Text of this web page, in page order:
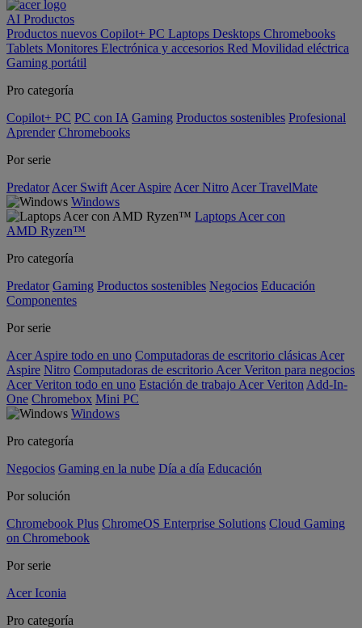
AI Productos
Productos nuevos Copilot+ PC Laptops Desktops Chromebooks
Tablets Monitores Electrónica y accesorios Red Movilidad eléctrica
Gaming portátil
Pro categoría
Copilot+ PC PC con IA Gaming Productos sostenibles Profesional
Aprender Chromebooks
Por serie
Predator Acer Swift Acer Aspire Acer Nitro Acer TravelMate
Windows
Laptops Acer con
AMD Ryzen™
Pro categoría
Predator Gaming Productos sostenibles Negocios Educación
Componentes
Por serie
Acer Aspire todo en uno Computadoras de escritorio clásicas Acer
Aspire Nitro Computadoras de escritorio Acer Veriton para negocios
Acer Veriton todo en uno Estación de trabajo Acer Veriton Add-In-
One Chromebox Mini PC
Windows
Pro categoría
Negocios Gaming en la nube Día a día Educación
Por solución
Chromebook Plus ChromeOS Enterprise Solutions Cloud Gaming
on Chromebook
Por serie
Acer Iconia
Pro categoría